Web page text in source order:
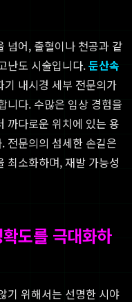
넘어, 출혈이나 천공과 같
난도 시술입니다.둔산속
내시경 세부 전문의가
니다. 수많은 임상 경험을
까다로운 위치에 있는 용
전문의의 섬세한 손길은
최소화하며, 재발 가능성
도를 극대화하
기 위해서는 선명한 시야